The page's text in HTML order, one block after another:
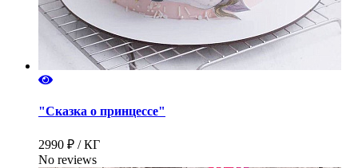
"Сказка о принцессе"
2990 ₽ / КГ
No reviews